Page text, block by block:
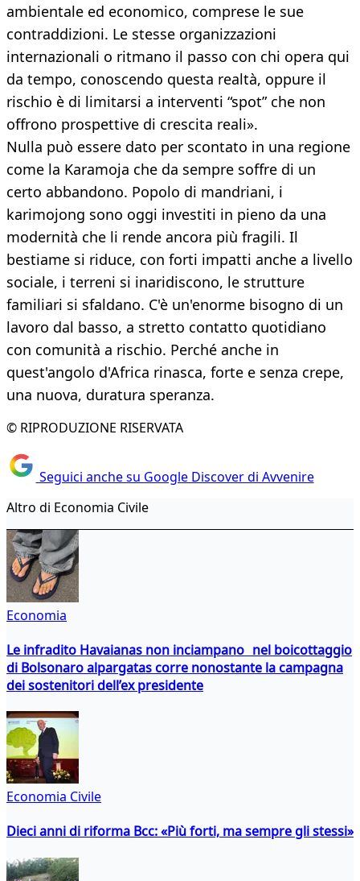
ambientale ed economico, comprese le sue
contraddizioni. Le stesse organizzazioni
internazionali o ritmano il passo con chi opera qui
da tempo, conoscendo questa realtà, oppure il
rischio è di limitarsi a interventi “spot” che non
offrono prospettive di crescita reali».
Nulla può essere dato per scontato in una regione
come la Karamoja che da sempre soffre di un
certo abbandono. Popolo di mandriani, i
karimojong sono oggi investiti in pieno da una
modernità che li rende ancora più fragili. Il
bestiame si riduce, con forti impatti anche a livello
sociale, i terreni si inaridiscono, le strutture
familiari si sfaldano. C'è un'enorme bisogno di un
lavoro dal basso, a stretto contatto quotidiano
con comunità a rischio. Perché anche in
quest'angolo d'Africa rinasca, forte e senza crepe,
una nuova, duratura speranza.
© RIPRODUZIONE RISERVATA
Seguici anche su Google Discover di Avvenire
Altro di Economia Civile
Economia
Le infradito Havaianas non inciampano nel boicottaggio
di Bolsonaro alpargatas corre nonostante la campagna
dei sostenitori dell’ex presidente
Economia Civile
Dieci anni di riforma Bcc: «Più forti, ma sempre gli stessi»